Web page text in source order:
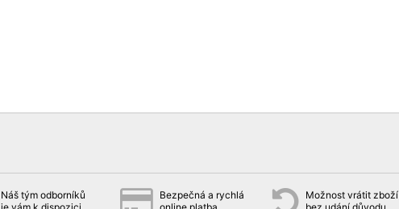
Náš tým odborníků
Bezpečná a rychlá
Možnost vrátit zboží